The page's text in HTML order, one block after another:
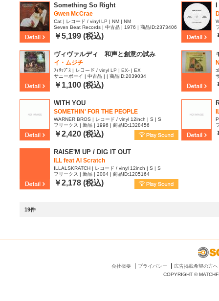
Something So Right
Gwen McCrae
Cat | レコード / vinyl LP | NM | NM
Seven Beat Records | 中古品 | 1976 | 商品ID:2373406
￥5,199 (税込)
ヴィヴァルディ 和声と創意の試み
イ・ムジチ
ﾌｨﾘｯﾌﾟｽ | レコード / vinyl LP | EX- | EX
サニーボーイ | 中古品 | | 商品ID:2039034
￥1,100 (税込)
ｺ
WITH YOU
SOMETHIN' FOR THE PEOPLE
WARNER BROS | レコード / vinyl 12inch | S | S
フリークス | 新品 | 1996 | 商品ID:1328456
￥2,420 (税込)
RAISE'M UP / DIG IT OUT
ILL feat Al Scratch
ILLALSKRATCH | レコード / vinyl 12inch | S | S
フリークス | 新品 | 2004 | 商品ID:1205164
￥2,178 (税込)
19件
会社概要 プライバシー
広告掲載希望の方へ
COPYRIGHT ©